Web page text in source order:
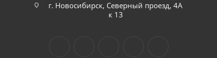
г. Новосибирск, Северный проезд, 4А
к 13